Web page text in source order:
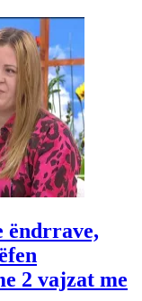
ëndrrave,
2 vajzat me